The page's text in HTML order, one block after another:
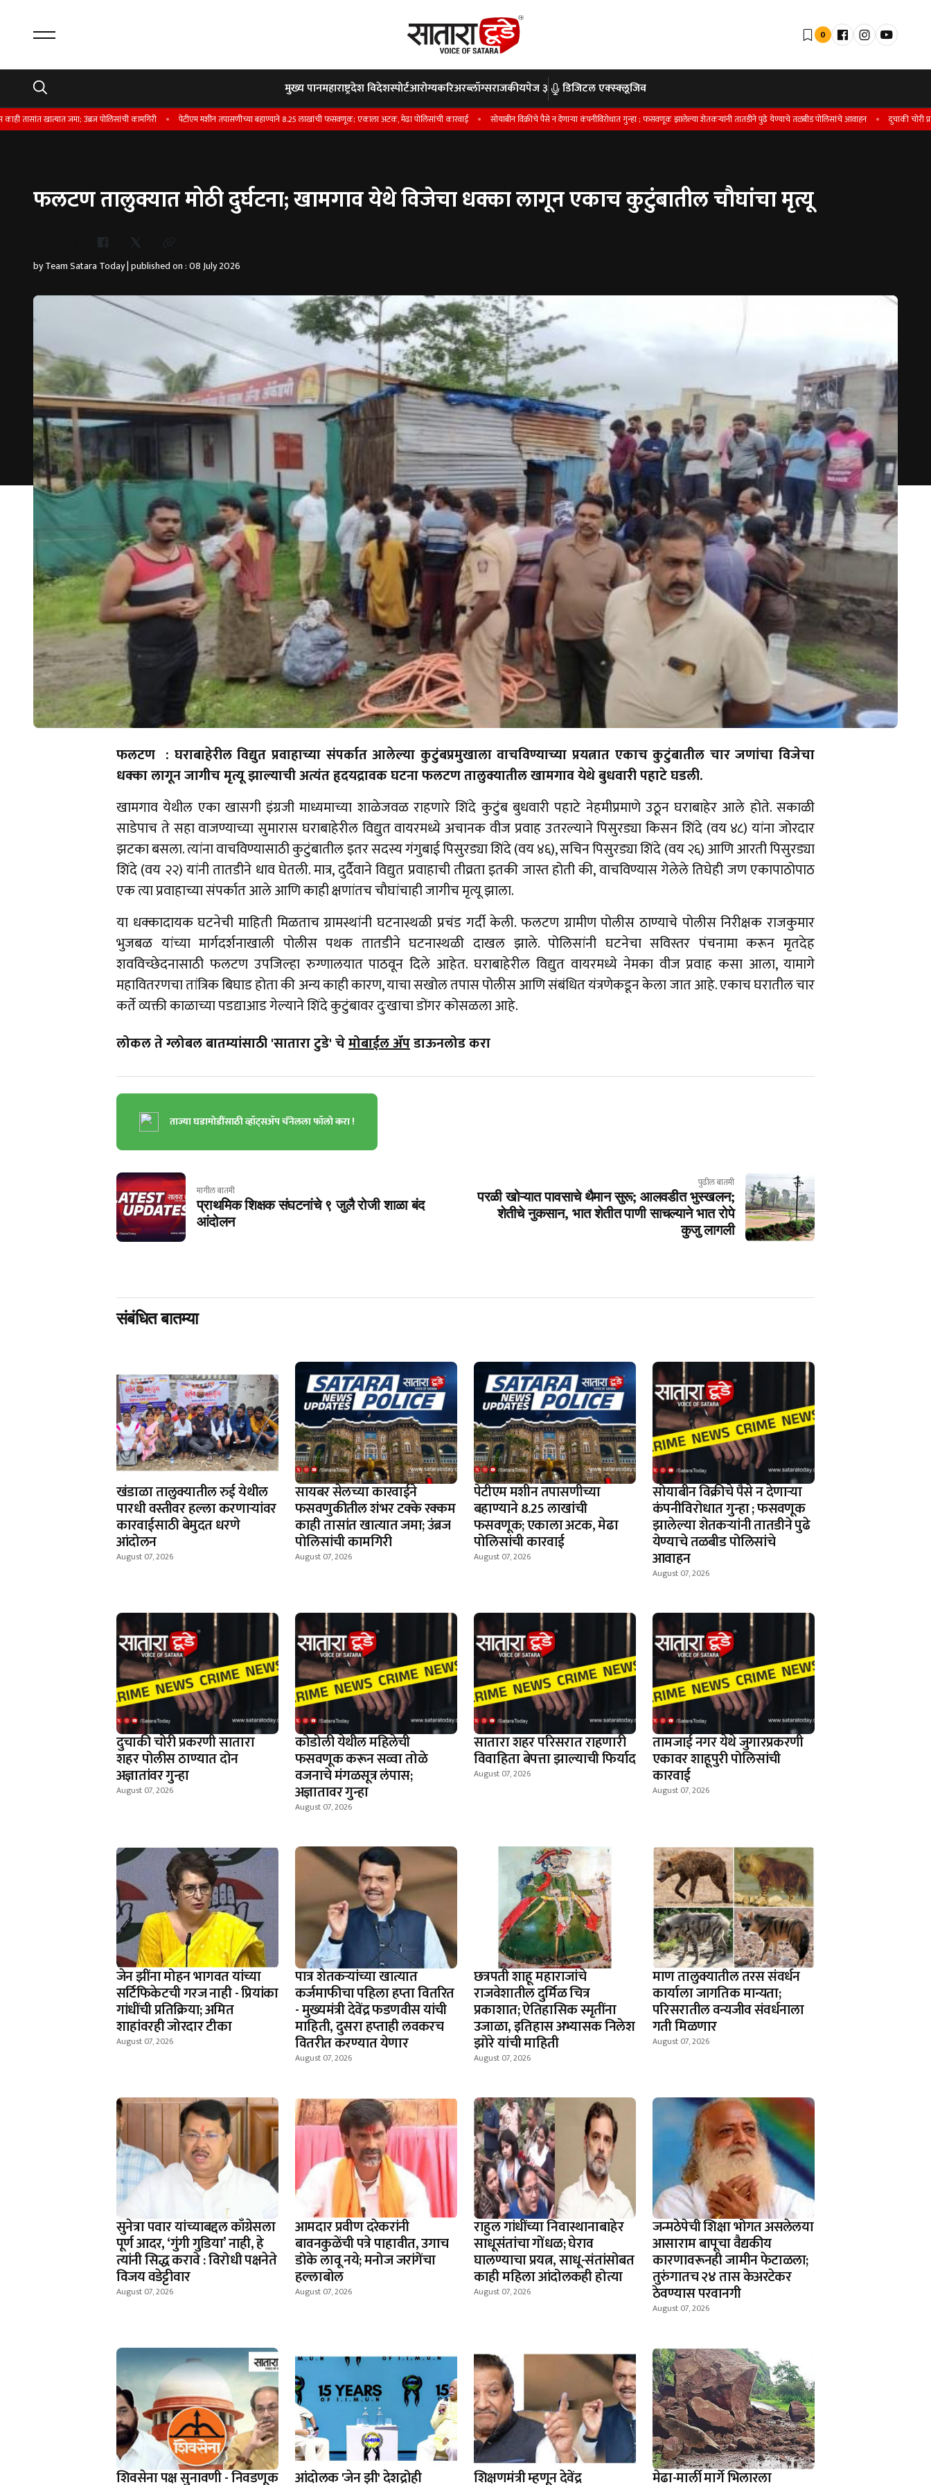
0
मुख्य पानमहाराष्ट्रदेश विदेशस्पोर्टआरोग्यकरिअरब्लॉग्सराजकीयपेज ३ डिजिटल एक्स्क्लूजिव
जमा; उंब्रज पोलिसांची कामगिरी पेटीएम मशीन तपासणीच्या बहाण्याने 8.25 लाखांची फसवणूक; एकाला अटक, मेढा पोलिसांची कारवाई सोयाबीन विक्रीचे पैसे न देणार्‍या कंपनीविरोधात गुन्हा ; फसवणूक झालेल्या शेतकर्‍यांनी तातडीने पुढे येण्याचे तळबीड पोलिसांचे आवाहन दुचाकी चोरी प्रकरणी
फलटण तालुक्यात मोठी दुर्घटना; खामगाव येथे विजेचा धक्का लागून एकाच कुटुंबातील चौघांचा मृत्यू
by Team Satara Today | published on : 08 July 2026
फलटण : घराबाहेरील विद्युत प्रवाहाच्या संपर्कात आलेल्या कुटुंबप्रमुखाला वाचविण्याच्या प्रयत्नात एकाच कुटुंबातील चार जणांचा विजेचा
धक्का लागून जागीच मृत्यू झाल्याची अत्यंत हृदयद्रावक घटना फलटण तालुक्यातील खामगाव येथे बुधवारी पहाटे घडली.
​खामगाव येथील एका खासगी इंग्रजी माध्यमाच्या शाळेजवळ राहणारे शिंदे कुटुंब बुधवारी पहाटे नेहमीप्रमाणे उठून घराबाहेर आले होते. सकाळी
साडेपाच ते सहा वाजण्याच्या सुमारास घराबाहेरील विद्युत वायरमध्ये अचानक वीज प्रवाह उतरल्याने पिसुरड्या किसन शिंदे (वय ४८) यांना जोरदार
झटका बसला. त्यांना वाचविण्यासाठी कुटुंबातील इतर सदस्य गंगुबाई पिसुरड्या शिंदे (वय ४६), सचिन पिसुरड्या शिंदे (वय २६) आणि आरती पिसुरड्या
शिंदे (वय २२) यांनी तातडीने धाव घेतली. मात्र, दुर्दैवाने विद्युत प्रवाहाची तीव्रता इतकी जास्त होती की, वाचविण्यास गेलेले तिघेही जण एकापाठोपाठ
एक त्या प्रवाहाच्या संपर्कात आले आणि काही क्षणांतच चौघांचाही जागीच मृत्यू झाला.
​या धक्कादायक घटनेची माहिती मिळताच ग्रामस्थांनी घटनास्थळी प्रचंड गर्दी केली. फलटण ग्रामीण पोलीस ठाण्याचे पोलीस निरीक्षक राजकुमार
भुजबळ यांच्या मार्गदर्शनाखाली पोलीस पथक तातडीने घटनास्थळी दाखल झाले. पोलिसांनी घटनेचा सविस्तर पंचनामा करून मृतदेह
शवविच्छेदनासाठी फलटण उपजिल्हा रुग्णालयात पाठवून दिले आहेत. घराबाहेरील विद्युत वायरमध्ये नेमका वीज प्रवाह कसा आला, यामागे
महावितरणचा तांत्रिक बिघाड होता की अन्य काही कारण, याचा सखोल तपास पोलीस आणि संबंधित यंत्रणेकडून केला जात आहे. एकाच घरातील चार
कर्ते व्यक्ती काळाच्या पडद्याआड गेल्याने शिंदे कुटुंबावर दुःखाचा डोंगर कोसळला आहे.
लोकल ते ग्लोबल बातम्यांसाठी 'सातारा टुडे' चेमोबाईल ॲपडाऊनलोड करा
ताज्या घडामोडींसाठी व्हॉट्सॲप चॅनेलला फॉलो करा !
मागील बातमी
प्राथमिक शिक्षक संघटनांचे ९ जुलै रोजी शाळा बंद
आंदोलन
पुढील बातमी
परळी खोऱ्यात पावसाचे थैमान सुरू; आलवडीत भुस्खलन;
शेतीचे नुकसान, भात शेतीत पाणी साचल्याने भात रोपे
कुजु लागली
संबंधित बातम्या
खंडाळा तालुक्यातील रुई येथील
पारधी वस्तीवर हल्ला करणाऱ्यांवर
कारवाईसाठी बेमुदत धरणे
आंदोलन
August 07, 2026
सायबर सेलच्या कारवाईने
फसवणुकीतील शंभर टक्के रक्कम
काही तासांत खात्यात जमा; उंब्रज
पोलिसांची कामगिरी
August 07, 2026
पेटीएम मशीन तपासणीच्या
बहाण्याने 8.25 लाखांची
फसवणूक; एकाला अटक, मेढा
पोलिसांची कारवाई
August 07, 2026
सोयाबीन विक्रीचे पैसे न देणार्‍या
कंपनीविरोधात गुन्हा ; फसवणूक
झालेल्या शेतकर्‍यांनी तातडीने पुढे
येण्याचे तळबीड पोलिसांचे
आवाहन
August 07, 2026
दुचाकी चोरी प्रकरणी सातारा
शहर पोलीस ठाण्यात दोन
अज्ञातांवर गुन्हा
August 07, 2026
कोडोली येथील महिलेची
फसवणूक करून सव्वा तोळे
वजनाचे मंगळसूत्र लंपास;
अज्ञातावर गुन्हा
August 07, 2026
सातारा शहर परिसरात राहणारी
विवाहिता बेपत्ता झाल्याची फिर्याद
August 07, 2026
तामजाई नगर येथे जुगारप्रकरणी
एकावर शाहूपुरी पोलिसांची
कारवाई
August 07, 2026
जेन झींना मोहन भागवत यांच्या
सर्टिफिकेटची गरज नाही - प्रियांका
गांधींची प्रतिक्रिया; अमित
शाहांवरही जोरदार टीका
August 07, 2026
पात्र शेतकऱ्यांच्या खात्यात
कर्जमाफीचा पहिला हप्ता वितरित
- मुख्यमंत्री देवेंद्र फडणवीस यांची
माहिती, दुसरा हप्ताही लवकरच
वितरीत करण्यात येणार
August 07, 2026
छत्रपती शाहू महाराजांचे
राजवेशातील दुर्मिळ चित्र
प्रकाशात; ऐतिहासिक स्मृतींना
उजाळा, इतिहास अभ्यासक निलेश
झोरे यांची माहिती
August 07, 2026
माण तालुक्यातील तरस संवर्धन
कार्याला जागतिक मान्यता;
परिसरातील वन्यजीव संवर्धनाला
गती मिळणार
August 07, 2026
सुनेत्रा पवार यांच्याबद्दल काँग्रेसला
पूर्ण आदर, ‘गुंगी गुडिया’ नाही, हे
त्यांनी सिद्ध करावे : विरोधी पक्षनेते
विजय वडेट्टीवार
August 07, 2026
आमदार प्रवीण दरेकरांनी
बावनकुळेंची पत्रे पाहावीत, उगाच
डोके लावू नये; मनोज जरांगेंचा
हल्लाबोल
August 07, 2026
राहुल गांधींच्या निवास्थानाबाहेर
साधूसंतांचा गोंधळ; घेराव
घालण्याचा प्रयत्न, साधू-संतांसोबत
काही महिला आंदोलकही होत्या
August 07, 2026
जन्मठेपेची शिक्षा भोगत असलेलया
आसाराम बापूचा वैद्यकीय
कारणावरूनही जामीन फेटाळला;
तुरुंगातच २४ तास केअरटेकर
ठेवण्यास परवानगी
August 07, 2026
शिवसेना पक्ष सुनावणी - निवडणूक आंदोलक 'जेन झी' देशद्रोही शिक्षणमंत्री म्हणून देवेंद्र मेढा-मार्ली मार्गे भिलारला